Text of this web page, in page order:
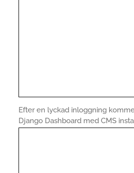
Efter en lyckad inloggning
Django Dashboard med CMS